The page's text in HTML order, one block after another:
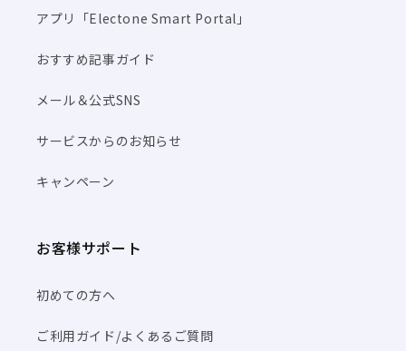
アプリ「Electone Smart Portal」
おすすめ記事ガイド
メール＆公式SNS
サービスからのお知らせ
キャンペーン
お客様サポート
初めての方へ
ご利用ガイド/よくあるご質問